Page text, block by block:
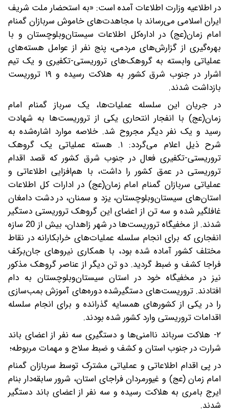
در اطلاعیه وزارت اطلاعات آمده است: «به‌ استحضار ملت شریف
ایران اسلامی می‌رساند با مجاهدت‌های خاموش سربازان گمنام
امام زمان(عج) در اداره‌کل اطلاعات سیستان‌وبلوچستان و با
بهره‌گیری از گزارش‌های مردمی، پنج نفر از عوامل هسته‌های
عملیاتی وابسته به گروهک‌های تروریستی-تکفیری و یک تیم
اشرار در جنوب شرق کشور به هلاکت رسیده و ۱۹ تروریست
بازداشت شدند.
در جریان این سلسله عملیات‌ها، یک سرباز گمنام امام
زمان(عج) با انفجار انتحاری یکی از تروریست‌ها به شهادت
رسید و یک نفر دیگر مجروح شد. خلاصه موارد اشاره‌شده به
شرح ذیل اعلام می‌‌گردد:‌ ۱. هسته‌ عملیاتی یک گروهک
تروریستی-تکفیری فعال در جنوب‌ شرق کشور که قصد اقدام
تروریستی در عمق کشور را داشت، با هم‌افزایی اطلاعاتی و
عملیاتی سربازان گمنام امام زمان(عج) در ادارات‌ کل اطلاعات
استان‌های سیستان‌و‌بلوچستان، یزد و سمنان، در دشت دامغان
غافلگیر شده و سه تن از اعضای این گروهک تروریستی دستگیر
شدند. از مخفیگاه تروریست‌ها در شهر زاهدان، بیش از 20 سازه
انفجاری که برای انجام سلسله عملیات‌های خرابکارانه در نقاط
مختلف کشور آماده شده بود، با همکاری نیروهای جان‌برکف
فراجا کشف و ضبط گردید. دو تن دیگر از عناصر گروهک مذکور
نیز در مخفیگاه خود در استان سیستان‌و‌بلوچستان به دام
افتادند. تروریست‌های دستگیرشده دوره‌های آموزش بمب‌سازی
را در یکی از کشورهای همسایه گذرانده و برای انجام سلسله
اقدامات تروریستی وارد کشور شده بودند.‌
‌۲- هلاکت سرباند ناامنی‌ها و دستگیری سه نفر از اعضای باند
شرارت در جنوب استان و کشف و ضبط سلاح و مهمات مربوطه؛
در پی اقدام اطلاعاتی و عملیاتی مشترک توسط سربازان‌ گمنام
امام زمان (عج) و غیورمردان فراجای استان، شرور سابقه‌دار بنام
ایرج بامری به هلاکت رسیده و سه نفر از اعضای باند دستگیر
شدند.